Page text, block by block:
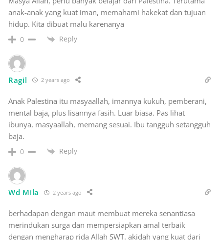
anak-anak yang kuat iman, memahami hakekat dan tujuan
hidup. Kita dibuat malu karenanya
0 Reply
Ragil 2 years ago
Anak Palestina itu masyaallah, imannya kukuh, pemberani,
mental baja, plus lisannya fasih. Luar biasa. Pas lihat
ibunya, masyaallah, memang sesuai. Ibu tangguh setangguh
baja.
0 Reply
Wd Mila 2 years ago
berhadapan dengan maut membuat mereka senantiasa
merindukan surga dan mempersiapkan amal terbaik
dengan mengharap rida Allah SWT. akidah yang kuat dari